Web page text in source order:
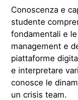
Conoscenza e
studente
fondamentali e
management e
piattaforme
e interpretare
conosce le
un crisis team.